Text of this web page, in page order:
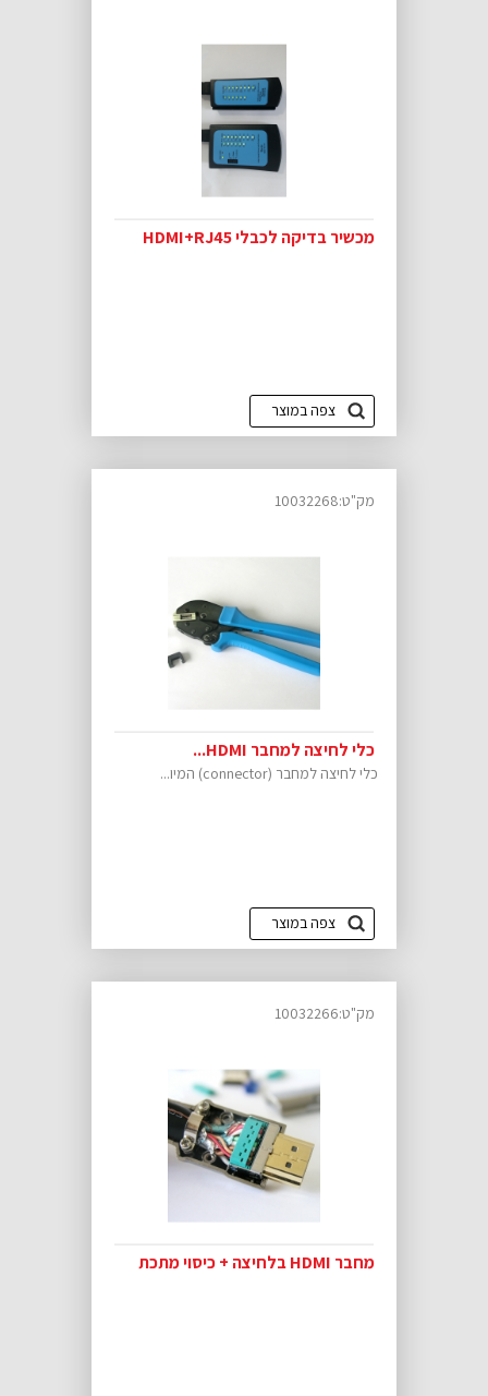
מכשיר בדיקה לכבלי HDMI+RJ45
צפה במוצר
כלי לחיצה למחבר HDMI...
כלי לחיצה למחבר (connector) המיו...
מק"ט:10032268
צפה במוצר
מחבר HDMI בלחיצה + כיסוי מתכת
מק"ט:10032266